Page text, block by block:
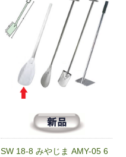
SW 18-8 みやじま AMY-05 6